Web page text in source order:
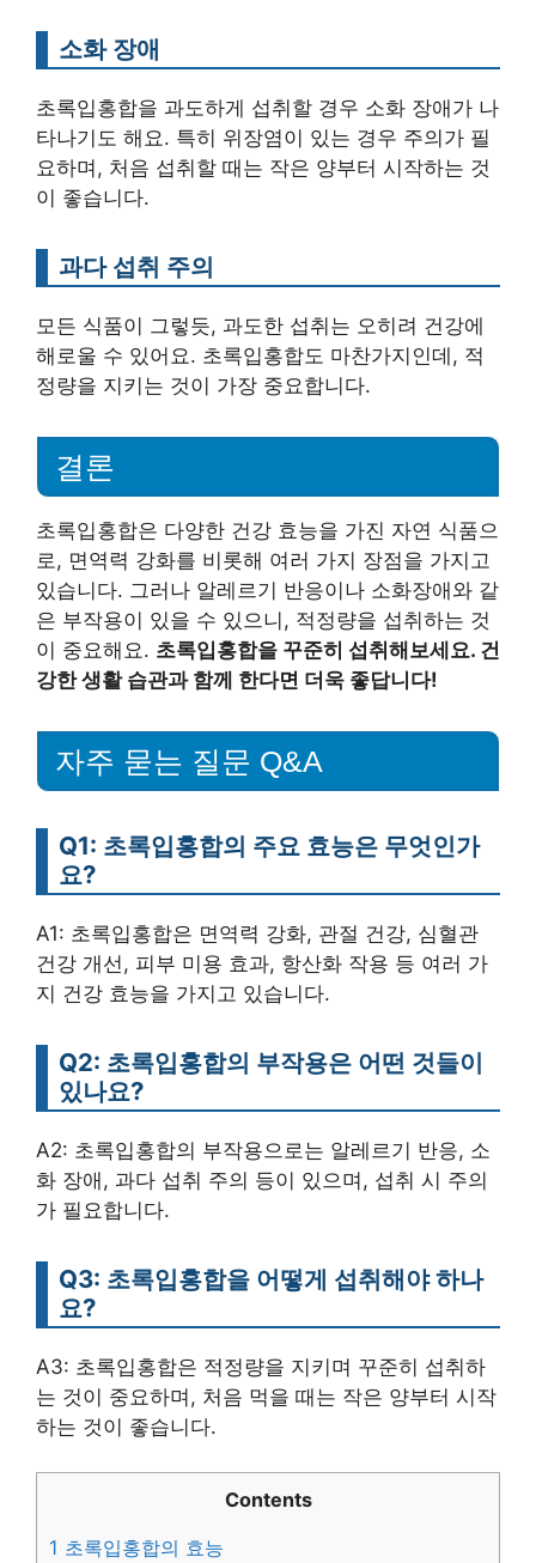
소화 장애
초록입홍합을 과도하게 섭취할 경우 소화 장애가 나
타나기도 해요. 특히 위장염이 있는 경우 주의가 필
요하며, 처음 섭취할 때는 작은 양부터 시작하는 것
이 좋습니다.
과다 섭취 주의
모든 식품이 그렇듯, 과도한 섭취는 오히려 건강에
해로울 수 있어요. 초록입홍합도 마찬가지인데, 적
정량을 지키는 것이 가장 중요합니다.
결론
초록입홍합은 다양한 건강 효능을 가진 자연 식품으
로, 면역력 강화를 비롯해 여러 가지 장점을 가지고
있습니다. 그러나 알레르기 반응이나 소화장애와 같
은 부작용이 있을 수 있으니, 적정량을 섭취하는 것
이 중요해요. 초록입홍합을 꾸준히 섭취해보세요. 건
강한 생활 습관과 함께 한다면 더욱 좋답니다!
자주 묻는 질문 Q&A
Q1: 초록입홍합의 주요 효능은 무엇인가
요?
A1: 초록입홍합은 면역력 강화, 관절 건강, 심혈관
건강 개선, 피부 미용 효과, 항산화 작용 등 여러 가
지 건강 효능을 가지고 있습니다.
Q2: 초록입홍합의 부작용은 어떤 것들이
있나요?
A2: 초록입홍합의 부작용으로는 알레르기 반응, 소
화 장애, 과다 섭취 주의 등이 있으며, 섭취 시 주의
가 필요합니다.
Q3: 초록입홍합을 어떻게 섭취해야 하나
요?
A3: 초록입홍합은 적정량을 지키며 꾸준히 섭취하
는 것이 중요하며, 처음 먹을 때는 작은 양부터 시작
하는 것이 좋습니다.
Contents
1 초록입홍합의 효능